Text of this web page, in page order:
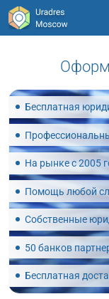
Бесплатная
На рынке с 2005
Помощь любой
Собственные
50 банков
Бесплатная